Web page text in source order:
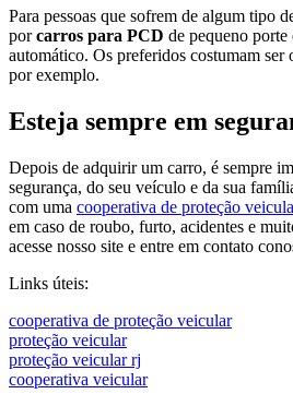
Para pessoas que sofrem de algum tipo
porcarros para PCD de pequeno
automático. Os preferidos costumam ser
por exemplo.
Esteja sempre em
Depois de adquirir um carro, é sempre
segurança, do seu veículo e da sua
com uma cooperativa de proteção
em caso de roubo, furto, acidentes e
acesse nosso site e entre em contato
Links úteis:
cooperativa de proteção veicular
proteção veicular
proteção veicular rj
cooperativa veicular